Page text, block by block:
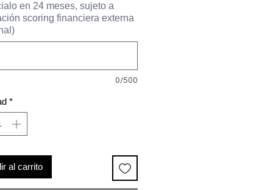
en 24 meses, sujeto a
scoring financiera externa
0/500
*
al carrito